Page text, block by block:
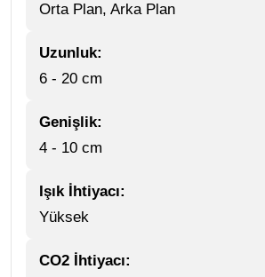
Orta Plan, Arka Plan
Uzunluk:
6 - 20 cm
Genişlik:
4 - 10 cm
Işık İhtiyacı:
Yüksek
CO2 İhtiyacı: